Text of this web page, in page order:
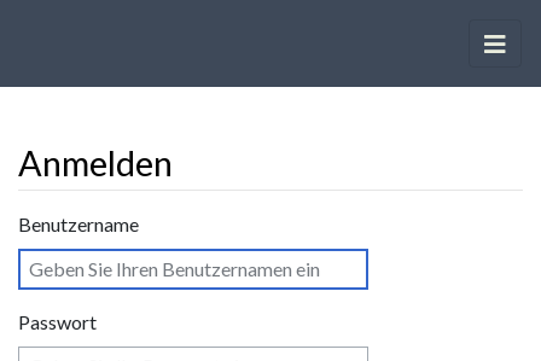
Anmelden
Wechseln zu:Navigation
Benutzername
Passwort